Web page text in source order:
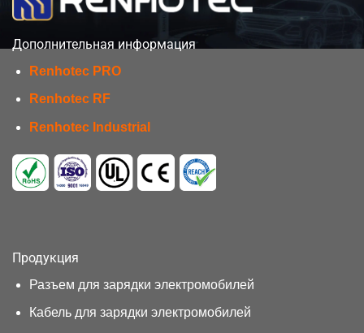
Дополнительная информация
Renhotec PRO
Renhotec RF
Renhotec Industrial
Продукция
Разъем для зарядки электромобилей
Кабель для зарядки электромобилей